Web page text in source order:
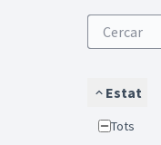
Estat
Tots